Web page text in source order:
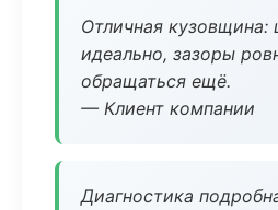
Отличная кузовщина:
идеально, зазоры
обращаться ещё.
— Клиент компании
Диагностика